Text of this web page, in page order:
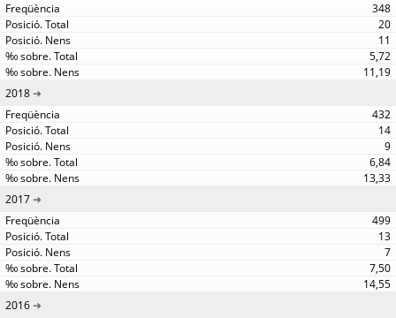
348
20
11
5,72
11,19
2018
432
14
9
6,84
13,33
2017
499
13
7
7,50
14,55
2016